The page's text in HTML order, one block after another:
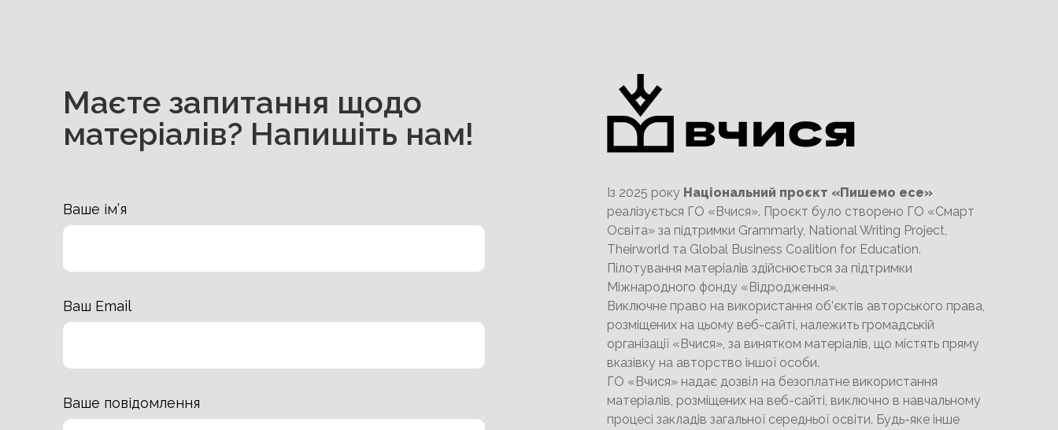
Маєте запитання щодо
матеріалів? Напишіть нам!
Ваше ім’я
Ваш Email
Ваше повідомлення
Із 2025 року Національний проєкт «Пишемо есе»
реалізується ГО «Вчися». Проєкт було створено ГО «Смарт
Освіта» за підтримки Grammarly, National Writing Project,
Theirworld та Global Business Coalition for Education.
Пілотування матеріалів здійснюється за підтримки
Міжнародного фонду «Відродження».
Виключне право на використання об’єктів авторського права,
розміщених на цьому веб-сайті, належить громадській
організації «Вчися», за винятком матеріалів, що містять пряму
вказівку на авторство іншої особи.
ГО «Вчися» надає дозвіл на безоплатне використання
матеріалів, розміщених на веб-сайті, виключно в навчальному
процесі закладів загальної середньої освіти. Будь-яке інше